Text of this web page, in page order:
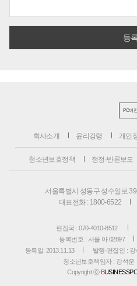
PC버전
회사소개 윤리강령 개인
청소년보호정책 정정·반론보도
서울특별시 성동구 성수일로
대표전화 : 1800-6522
편집국 : 070-4010-8512
등록번호 : 서울 아 02897
등록일: 2013.11.13
발행·편집인 :
청소년보호책임자 : 강석운
Copyright ⓒ B